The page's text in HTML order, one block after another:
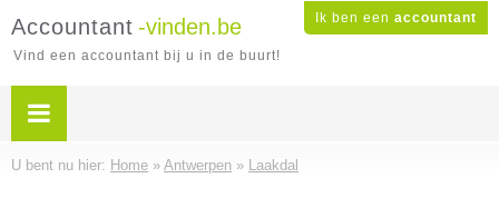
Ik ben een accountant
Accountant -vinden.be
Vind een accountant bij u in de buurt!
U bent nu hier: Home » Antwerpen » Laakdal